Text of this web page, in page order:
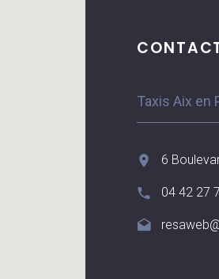
Taxis Aix en
6
04 42 27